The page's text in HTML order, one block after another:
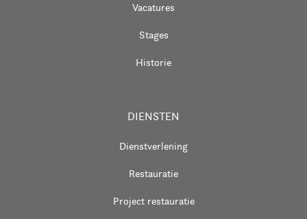
Vacatures
Stages
Historie
DIENSTEN
Dienstverlening
Restauratie
Project restauratie